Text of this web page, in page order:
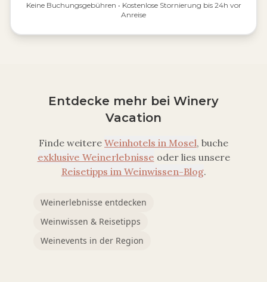
Keine Buchungsgebühren • Kostenlose Stornierung bis 24h vor
Anreise
Entdecke mehr bei Winery
Vacation
Finde weitere Weinhotels in Mosel, buche
exklusive Weinerlebnisse oder lies unsere
Reisetipps im Weinwissen-Blog.
Weinerlebnisse entdecken
Weinwissen & Reisetipps
Weinevents in der Region